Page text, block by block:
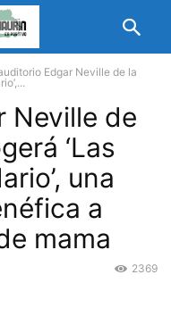
Edgar Neville de la
Neville de
‘Las
una
a
mama
2369